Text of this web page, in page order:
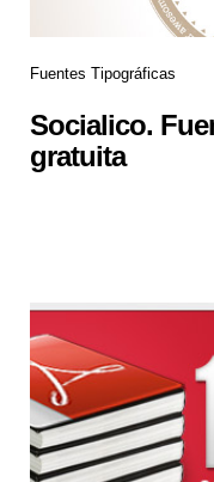
Fuentes Tipográficas
Socialico.
gratuita